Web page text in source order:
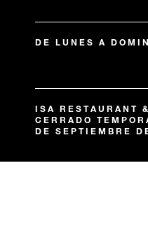
DE LUNES A
ISA RESTAURANT
CERRADO
DE SEPTIEMBRE